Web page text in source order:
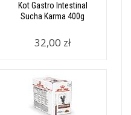
Kot Gastro Intestinal
Sucha Karma 400g
32,00 zł